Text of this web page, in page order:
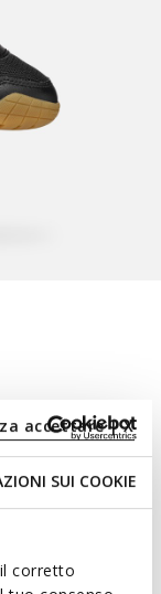
SUI COOKIE
corretto
accettare | X